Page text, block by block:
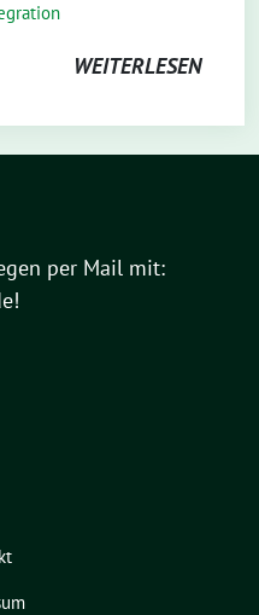
WEITERLESEN
per Mail mit: